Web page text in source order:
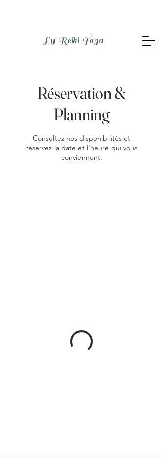
Ly Reiki Yoga
Réservation &
Planning
Consultez nos disponibilités et
réservez la date et l'heure qui vous
conviennent.